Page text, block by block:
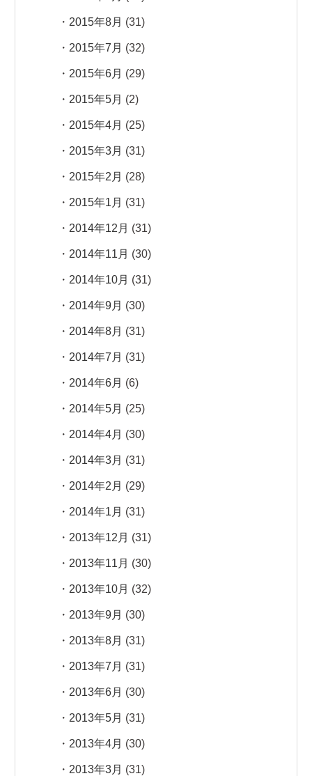
2015年8月 (31)
2015年7月 (32)
2015年6月 (29)
2015年5月 (2)
2015年4月 (25)
2015年3月 (31)
2015年2月 (28)
2015年1月 (31)
2014年12月 (31)
2014年11月 (30)
2014年10月 (31)
2014年9月 (30)
2014年8月 (31)
2014年7月 (31)
2014年6月 (6)
2014年5月 (25)
2014年4月 (30)
2014年3月 (31)
2014年2月 (29)
2014年1月 (31)
2013年12月 (31)
2013年11月 (30)
2013年10月 (32)
2013年9月 (30)
2013年8月 (31)
2013年7月 (31)
2013年6月 (30)
2013年5月 (31)
2013年4月 (30)
2013年3月 (31)